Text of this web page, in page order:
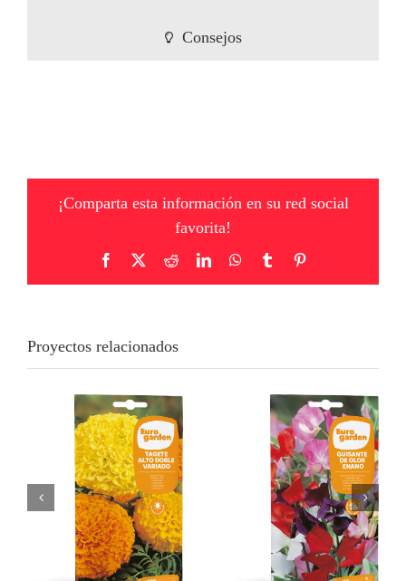
Consejos
¡Comparta esta información en su red social
favorita!
Facebook RedditLinkedInWhatsApp
Tumblr
Proyectos relacionados
Tagete Alto Doble
Variado – 3 g
Guisante de Olor
Enano